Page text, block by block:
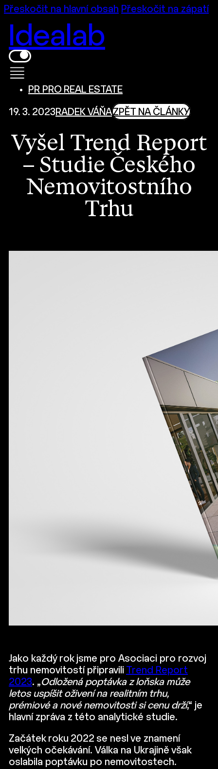
Přeskočit na hlavní obsah Přeskočit na zápatí
Idealab
PR PRO REAL ESTATE
19. 3. 2023 RADEK VÁŇAZPĚT NA ČLÁNKY
Vyšel Trend Report
– Studie Českého
Nemovitostního
Trhu
Jako každý rok jsme pro Asociaci pro rozvoj
trhu nemovitostí připravili
Trend Report
2023. „Odložená poptávka z loňska může
letos uspíšit oživení na realitním trhu,
prémiové a nové nemovitosti si cenu drží,“ je
hlavní zpráva z této analytické studie.
Začátek roku 2022 se nesl ve znamení
velkých očekávání. Válka na Ukrajině však
oslabila poptávku po nemovitostech.